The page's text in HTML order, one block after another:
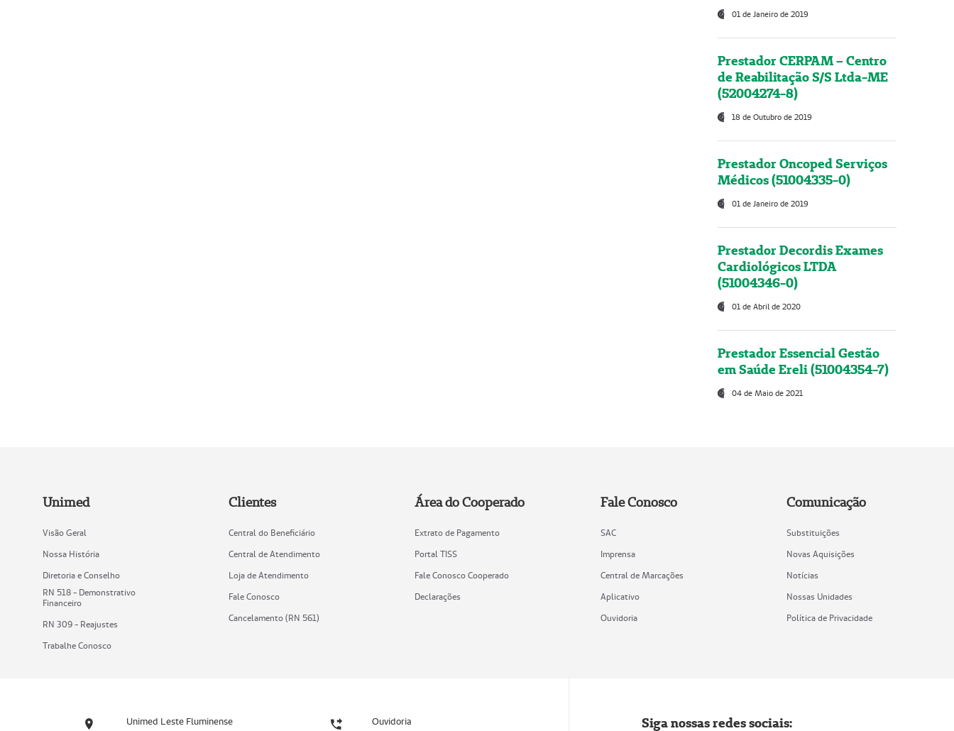
01 de Janeiro de 2019
Prestador CERPAM – Centro
de Reabilitação S/S Ltda-ME
(52004274-8)
18 de Outubro de 2019
Prestador Oncoped Serviços
Médicos (51004335-0)
01 de Janeiro de 2019
Prestador Decordis Exames
Cardiológicos LTDA
(51004346-0)
01 de Abril de 2020
Prestador Essencial Gestão
em Saúde Ereli (51004354-7)
04 de Maio de 2021
Unimed
Visão Geral
Nossa História
Diretoria e Conselho
RN 518 - Demonstrativo
Financeiro
RN 309 - Reajustes
Trabalhe Conosco
Clientes
Central do Beneficiário
Central de Atendimento
Loja de Atendimento
Fale Conosco
Cancelamento (RN 561)
Área do Cooperado
Extrato de Pagamento
Portal TISS
Fale Conosco Cooperado
Declarações
Fale Conosco
SAC
Imprensa
Central de Marcações
Aplicativo
Ouvidoria
Comunicação
Substituições
Novas Aquisições
Notícias
Nossas Unidades
Política de Privacidade
Unimed Leste Fluminense Ouvidoria Siga nossas redes sociais: